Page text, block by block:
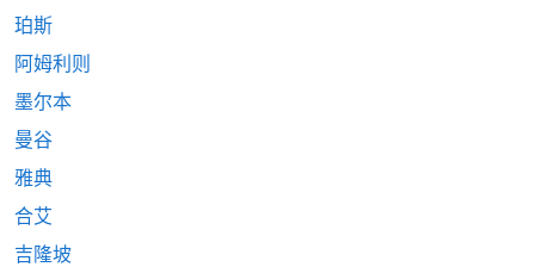
珀斯
阿姆利则
墨尔本
曼谷
雅典
合艾
吉隆坡